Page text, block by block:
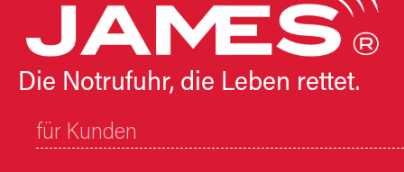
Die Notrufuhr, die Leben rettet.
für Kunden